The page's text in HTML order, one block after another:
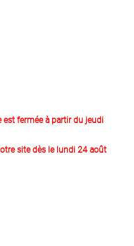
est fermée à partir du jeudi
site dès le lundi 24 août